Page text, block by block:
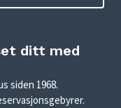
ditt med
siden 1968.